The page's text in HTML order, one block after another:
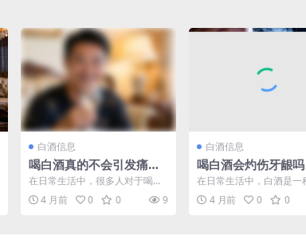
白酒信息
喝白酒真的不会引发痛风
吗？事实真相大揭秘
在日常生活中，很多人对于喝白
酒与痛风之间的关系存在着不同
的看法。有人认为喝白酒不...
4 月前 0 0 9
白酒信息
喝白酒会灼伤牙龈吗
开白酒对口腔健康
真相
在日常生活中，白酒是一
且具有独特魅力的饮品，
着丰富的文化内涵，在社
4 月前 0 0